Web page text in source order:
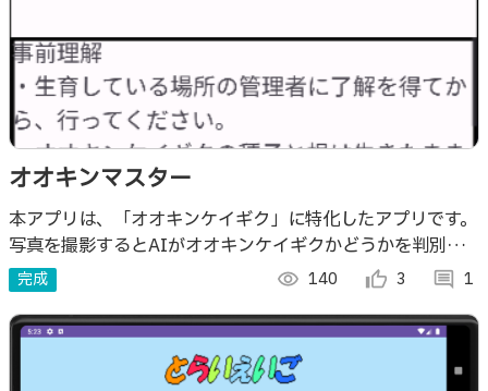
オオキンマスター
本アプリは、「オオキンケイギク」に特化したアプリです。
写真を撮影するとAIがオオキンケイギクかどうかを判別し
ます。 文章と画像のクイズにより、オオキンケイギクに関
する知識を身につけられます。
完成 visibility 140 thumb_up_alt 3 comment 1